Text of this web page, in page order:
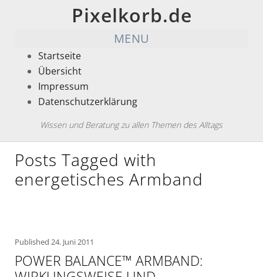
Pixelkorb.de
MENU
Startseite
Übersicht
Impressum
Datenschutzerklärung
Wissen und Beratung zu allen Themen des Alltags
Posts Tagged with
energetisches Armband
Published 24. Juni 2011
POWER BALANCE™ ARMBAND: